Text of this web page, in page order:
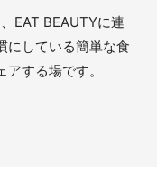
EAT BEAUTYに連
にしている簡単な食
する場です。